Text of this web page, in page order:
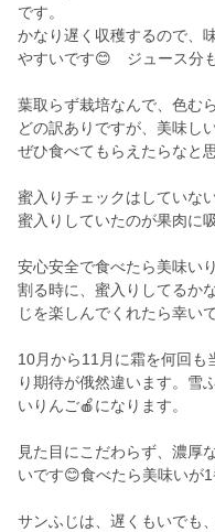
です。
かなり遅く収穫するので、
やすいです😊 ジュース分
葉取らず栽培なんで、色む
どの訳ありですが、美味しい
ぜひ食べてもらえたらなと
蜜入りチェックはしていな
蜜入りしていたのが果肉に
安心安全で食べたら美味い
割る時に、蜜入りしてるか
じを楽しんでくれたら幸い
10月から11月に霜を何回も
り期待が俄然違います。雪
いりんご🍎になります。
見た目にこだわらず、濃厚
いです😊食べたら美味いが1番
サンふじは、遅くもいでも